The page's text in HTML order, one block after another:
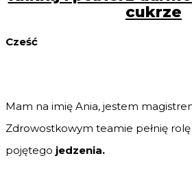
cukrze
Cześć
Mam na imię Ania, jestem
Zdrowostkowym teamie pełnię
pojętego jedzenia.